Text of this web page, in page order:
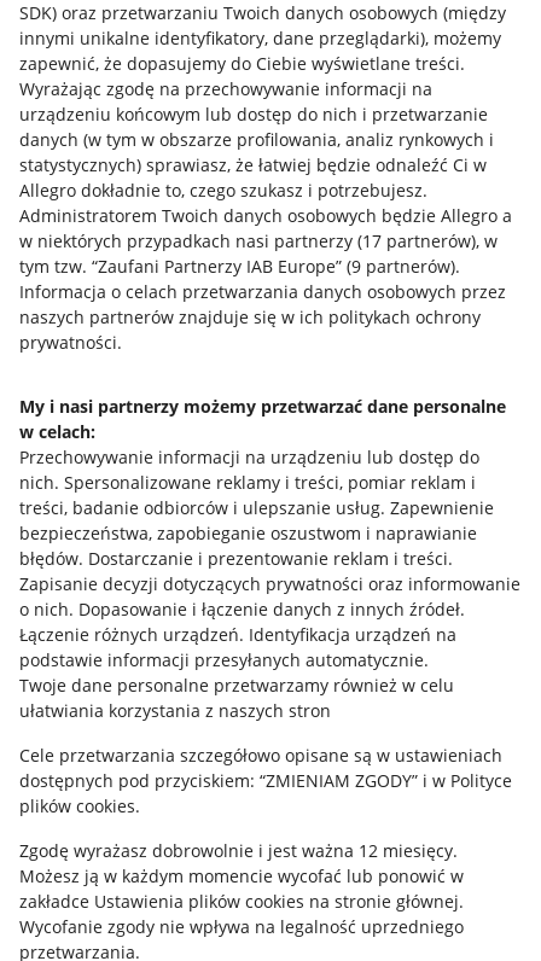
SDK) oraz przetwarzaniu Twoich danych osobowych (między
innymi unikalne identyfikatory, dane przeglądarki), możemy
zapewnić, że dopasujemy do Ciebie wyświetlane treści.
Wyrażając zgodę na przechowywanie informacji na
urządzeniu końcowym lub dostęp do nich i przetwarzanie
danych (w tym w obszarze profilowania, analiz rynkowych i
statystycznych) sprawiasz, że łatwiej będzie odnaleźć Ci w
Allegro dokładnie to, czego szukasz i potrzebujesz.
Administratorem Twoich danych osobowych będzie Allegro a
w niektórych przypadkach nasi partnerzy (17 partnerów), w
tym tzw. “Zaufani Partnerzy IAB Europe” (9 partnerów).
Informacja o celach przetwarzania danych osobowych przez
naszych partnerów znajduje się w ich politykach ochrony
prywatności.
My i nasi partnerzy możemy przetwarzać dane personalne
w celach:
Przechowywanie informacji na urządzeniu lub dostęp do
nich. Spersonalizowane reklamy i treści, pomiar reklam i
treści, badanie odbiorców i ulepszanie usług. Zapewnienie
bezpieczeństwa, zapobieganie oszustwom i naprawianie
błędów. Dostarczanie i prezentowanie reklam i treści.
Zapisanie decyzji dotyczących prywatności oraz informowanie
o nich. Dopasowanie i łączenie danych z innych źródeł.
Łączenie różnych urządzeń. Identyfikacja urządzeń na
podstawie informacji przesyłanych automatycznie.
Twoje dane personalne przetwarzamy również w celu
ułatwiania korzystania z naszych stron
Cele przetwarzania szczegółowo opisane są w ustawieniach
dostępnych pod przyciskiem: “ZMIENIAM ZGODY” i w Polityce
plików cookies.
Zgodę wyrażasz dobrowolnie i jest ważna 12 miesięcy.
Możesz ją w każdym momencie wycofać lub ponowić w
zakładce Ustawienia plików cookies na stronie głównej.
Wycofanie zgody nie wpływa na legalność uprzedniego
przetwarzania.
Przydatne informacje
Jak to działa
Allegro Gadane dla sprzedających
Allegro Gadane dla kupujących
Mapa miejscowości
Informacje prawne
Regulamin
Polityka plików "cookies"
Ustawienia plików "cookies"
Udostępnianie lokalizacji
Informacje dla Aktu o Usługach Cyfrowych
Pobierz aplikację